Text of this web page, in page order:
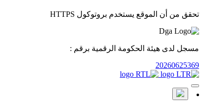
تحقق من أن الموقع يستخدم بروتوكول HTTPS
مسجل لدى هيئة الحكومة الرقمية برقم :
20260625369